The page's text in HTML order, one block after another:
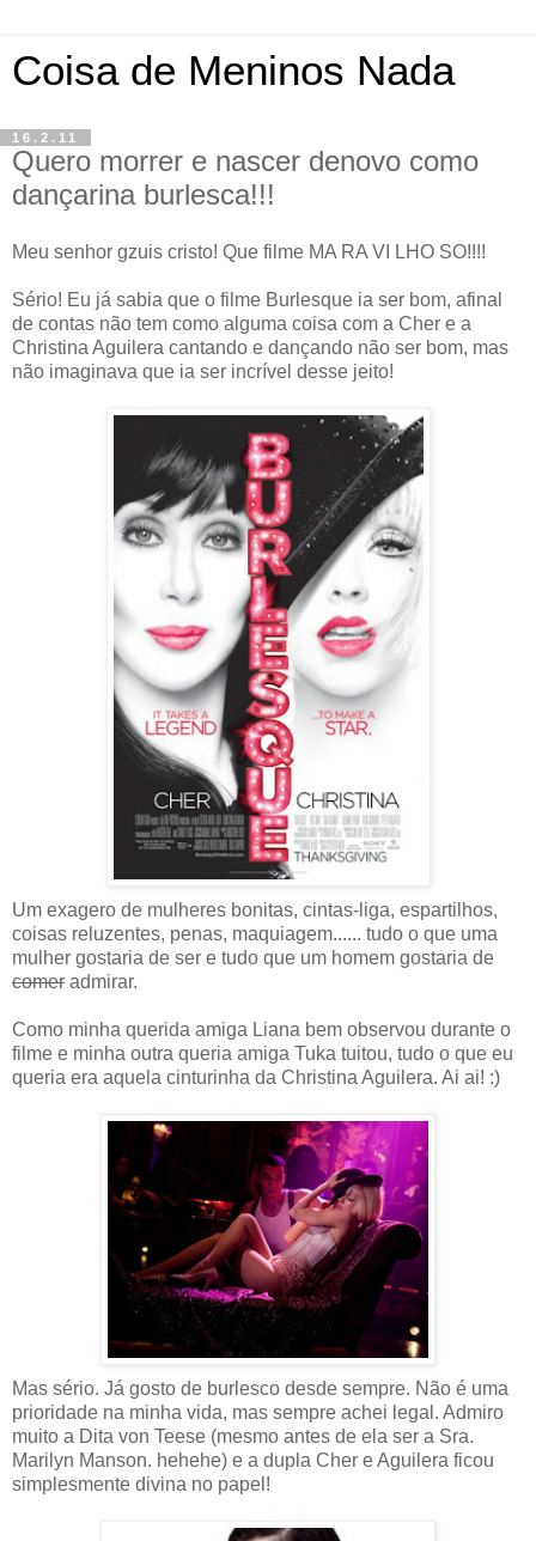
Coisa de Meninos Nada
16.2.11
Quero morrer e nascer denovo como
dançarina burlesca!!!
Meu senhor gzuis cristo! Que filme MA RA VI LHO SO!!!!
Sério! Eu já sabia que o filme Burlesque ia ser bom, afinal
de contas não tem como alguma coisa com a Cher e a
Christina Aguilera cantando e dançando não ser bom, mas
não imaginava que ia ser incrível desse jeito!
Um exagero de mulheres bonitas, cintas-liga, espartilhos,
coisas reluzentes, penas, maquiagem...... tudo o que uma
mulher gostaria de ser e tudo que um homem gostaria de
comer admirar.
Como minha querida amiga Liana bem observou durante o
filme e minha outra queria amiga Tuka tuitou, tudo o que eu
queria era aquela cinturinha da Christina Aguilera. Ai ai! :)
Mas sério. Já gosto de burlesco desde sempre. Não é uma
prioridade na minha vida, mas sempre achei legal. Admiro
muito a Dita von Teese (mesmo antes de ela ser a Sra.
Marilyn Manson. hehehe) e a dupla Cher e Aguilera ficou
simplesmente divina no papel!